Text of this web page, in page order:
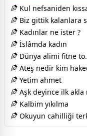
Kul nefsaniden
Biz gittik kalanlara
Kadınlar ne ister ?
İslâmda kadın
Dünya alimi fitne
Ateş nedir kim
Yetim ahmet
Aşk deyince ilk akla
Kalbim yıkılma
Okuyun cahilliği